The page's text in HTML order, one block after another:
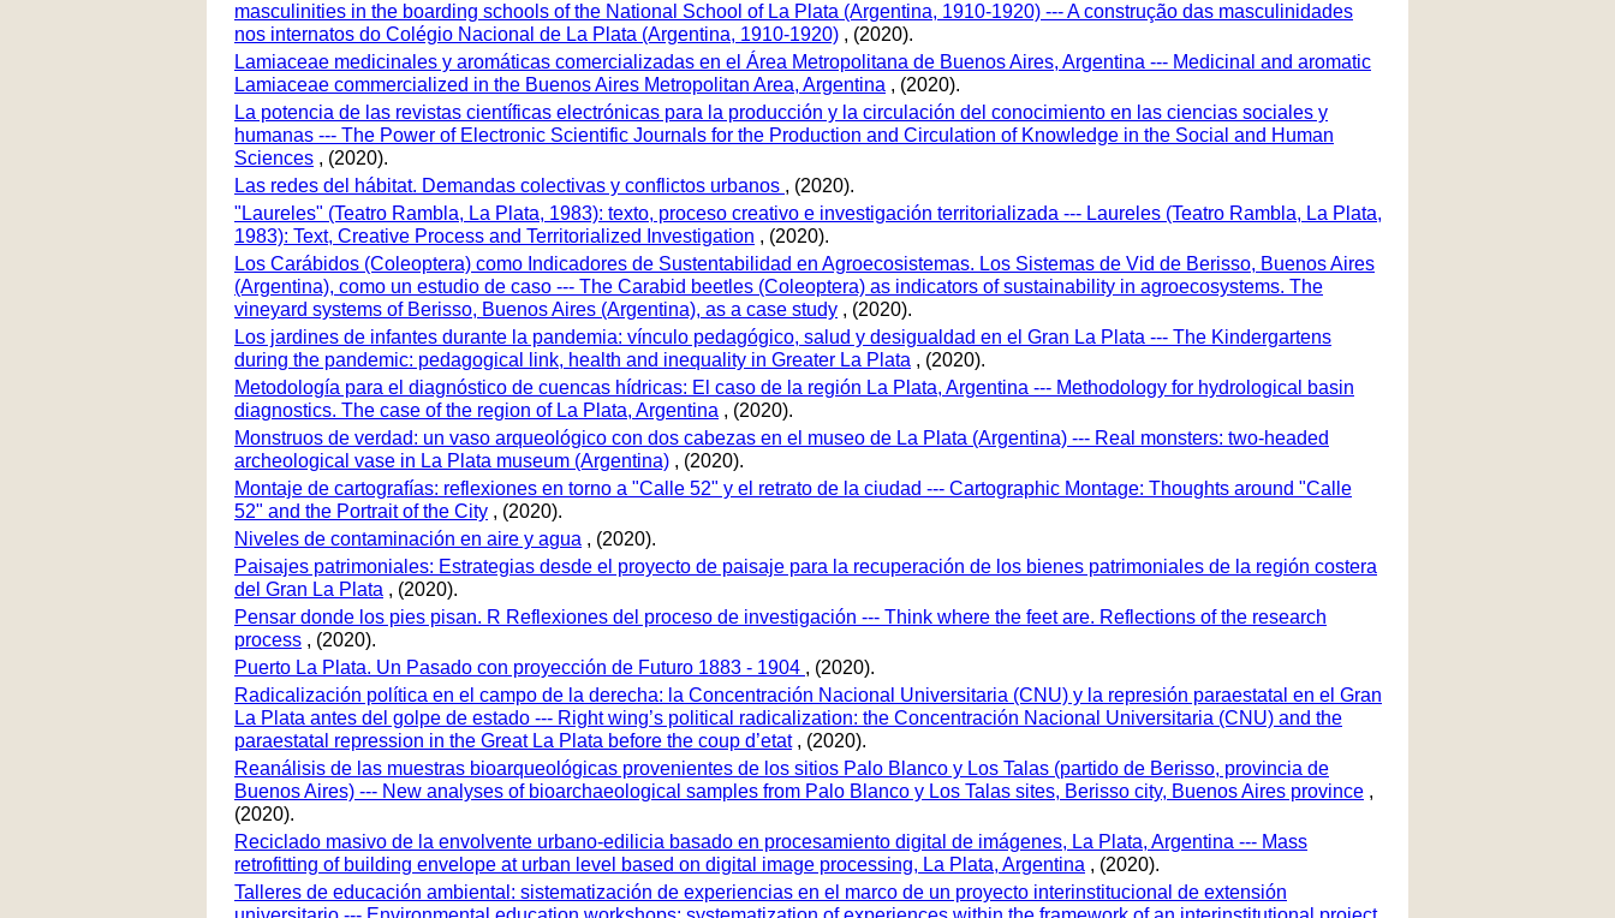
masculinities in the boarding schools of the National School of La Plata (Argentina, 1910-1920) --- A construção das masculinidades
nos internatos do Colégio Nacional de La Plata (Argentina, 1910-1920) , (2020).
Lamiaceae medicinales y aromáticas comercializadas en el Área Metropolitana de Buenos Aires, Argentina --- Medicinal and aromatic
Lamiaceae commercialized in the Buenos Aires Metropolitan Area, Argentina , (2020).
La potencia de las revistas científicas electrónicas para la producción y la circulación del conocimiento en las ciencias sociales y
humanas --- The Power of Electronic Scientific Journals for the Production and Circulation of Knowledge in the Social and Human
Sciences , (2020).
Las redes del hábitat. Demandas colectivas y conflictos urbanos , (2020).
"Laureles" (Teatro Rambla, La Plata, 1983): texto, proceso creativo e investigación territorializada --- Laureles (Teatro Rambla, La Plata,
1983): Text, Creative Process and Territorialized Investigation , (2020).
Los Carábidos (Coleoptera) como Indicadores de Sustentabilidad en Agroecosistemas. Los Sistemas de Vid de Berisso, Buenos Aires
(Argentina), como un estudio de caso --- The Carabid beetles (Coleoptera) as indicators of sustainability in agroecosystems. The
vineyard systems of Berisso, Buenos Aires (Argentina), as a case study , (2020).
Los jardines de infantes durante la pandemia: vínculo pedagógico, salud y desigualdad en el Gran La Plata --- The Kindergartens
during the pandemic: pedagogical link, health and inequality in Greater La Plata , (2020).
Metodología para el diagnóstico de cuencas hídricas: El caso de la región La Plata, Argentina --- Methodology for hydrological basin
diagnostics. The case of the region of La Plata, Argentina , (2020).
Monstruos de verdad: un vaso arqueológico con dos cabezas en el museo de La Plata (Argentina) --- Real monsters: two-headed
archeological vase in La Plata museum (Argentina) , (2020).
Montaje de cartografías: reflexiones en torno a "Calle 52" y el retrato de la ciudad --- Cartographic Montage: Thoughts around "Calle
52" and the Portrait of the City , (2020).
Niveles de contaminación en aire y agua , (2020).
Paisajes patrimoniales: Estrategias desde el proyecto de paisaje para la recuperación de los bienes patrimoniales de la región costera
del Gran La Plata , (2020).
Pensar donde los pies pisan. R Reflexiones del proceso de investigación --- Think where the feet are. Reflections of the research
process , (2020).
Puerto La Plata. Un Pasado con proyección de Futuro 1883 - 1904 , (2020).
Radicalización política en el campo de la derecha: la Concentración Nacional Universitaria (CNU) y la represión paraestatal en el Gran
La Plata antes del golpe de estado --- Right wing’s political radicalization: the Concentración Nacional Universitaria (CNU) and the
paraestatal repression in the Great La Plata before the coup d’etat, (2020).
Reanálisis de las muestras bioarqueológicas provenientes de los sitios Palo Blanco y Los Talas (partido de Berisso, provincia de
Buenos Aires) --- New analyses of bioarchaeological samples from Palo Blanco y Los Talas sites, Berisso city, Buenos Aires province ,
(2020).
Reciclado masivo de la envolvente urbano-edilicia basado en procesamiento digital de imágenes, La Plata, Argentina --- Mass
retrofitting of building envelope at urban level based on digital image processing, La Plata, Argentina , (2020).
Talleres de educación ambiental: sistematización de experiencias en el marco de un proyecto interinstitucional de extensión